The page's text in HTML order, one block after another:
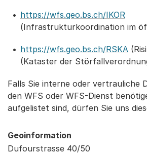
https://wfs.geo.bs.ch/IKOR
(Infrastrukturkoordination im
https://wfs.geo.bs.ch/RSKA
(Kataster der
Falls Sie interne oder vertrauliche
den WFS oder WFS-Dienst
aufgelistet sind, dürfen Sie uns
Geoinformation
Dufourstrasse 40/50